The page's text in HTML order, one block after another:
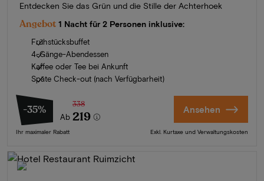
Entdecken Sie das Grün und die Stille der Achterhoek
Angebot 1 Nacht für 2 Personen inklusive:
Frühstücksbuffet
4-Gänge-Abendessen
Kaffee oder Tee bei Ankunft
Späte Check-out (nach Verfügbarheit)
-35%
Ab
338
219
Ihr maximaler Rabatt
Ansehen
Exkl. Kurtaxe und Verwaltungskosten